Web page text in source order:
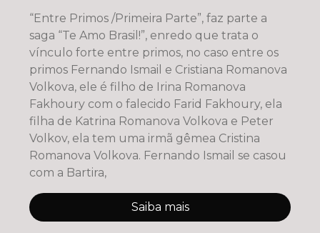
“Entre Primos /Primeira Parte”, faz parte a
saga “Te Amo Brasil!”, enredo que trata o
vínculo forte entre primos, no caso entre os
primos Fernando Ismail e Cristiana Romanova
Volkova, ele é filho de Irina Romanova
Fakhoury com o falecido Farid Fakhoury, ela
filha de Katrina Romanova Volkova e Peter
Volkov, ela tem uma irmã gêmea Cristina
Romanova Volkova. Fernando Ismail se casou
com a Bartira,
Saiba mais